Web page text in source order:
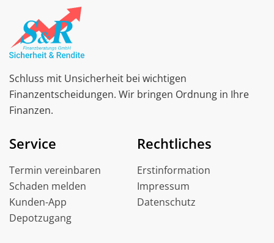
Schluss mit Unsicherheit bei wichtigen
Finanzentscheidungen. Wir bringen Ordnung in Ihre
Finanzen.
Service
Termin vereinbaren
Schaden melden
Kunden-App
Depotzugang
Rechtliches
Erstinformation
Impressum
Datenschutz